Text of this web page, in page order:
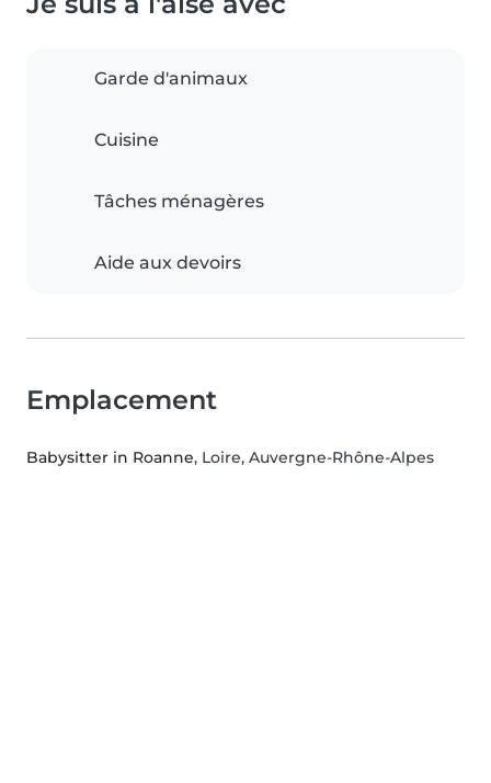
Garde d'animaux
Cuisine
Tâches ménagères
Aide aux devoirs
Emplacement
Babysitter in Roanne, Loire, Auvergne-Rhône-Alpes